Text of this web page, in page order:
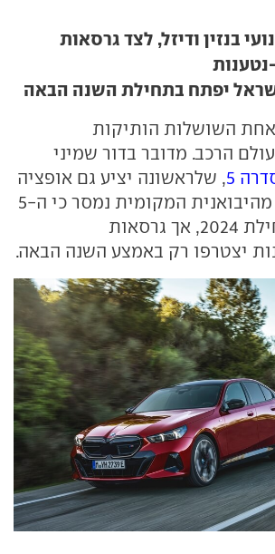
בנזין ודיזל, לצד גרסאות
נטענות
יפתח בתחילת השנה הבאה
השושלות הותיקות
הרכב. מדובר בדור שמיני
5
, שלראשונה יציע גם אופציה
חשמלית מלאה. מהיבואנית המקומית נמסר כי ה-5
תגיע ארצה בתחילת 2024, אך גרסאות
יצטרפו רק באמצע השנה הבאה.